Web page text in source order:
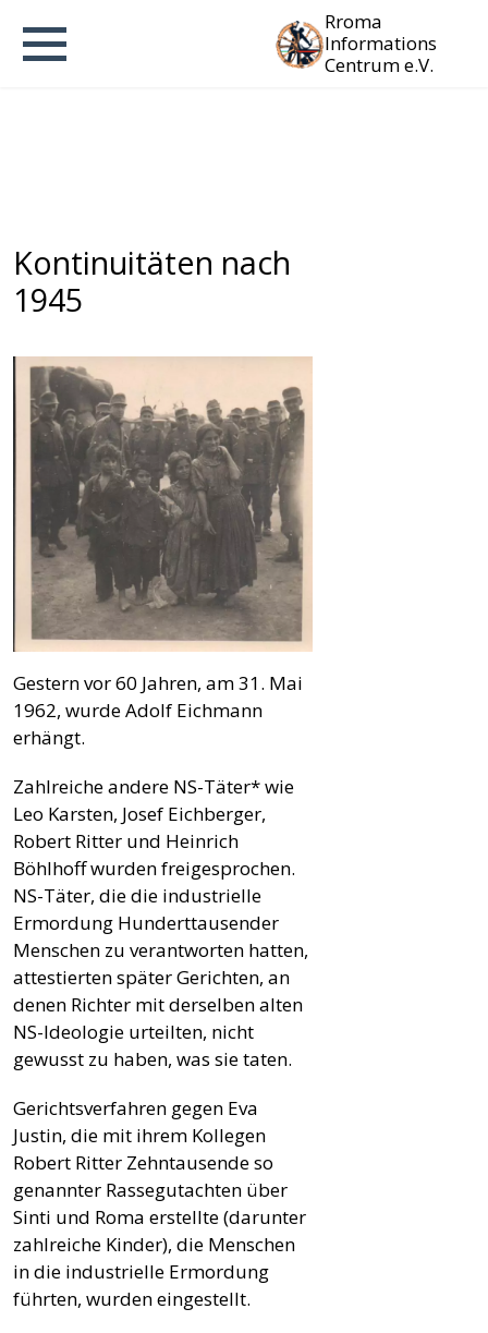
Rroma
Informations
Centrum e.V.
Kontinuitäten nach
1945
Gestern vor 60 Jahren, am 31. Mai
1962, wurde Adolf Eichmann
erhängt.
Zahlreiche andere NS-Täter* wie
Leo Karsten, Josef Eichberger,
Robert Ritter und Heinrich
Böhlhoff wurden freigesprochen.
NS-Täter, die die industrielle
Ermordung Hunderttausender
Menschen zu verantworten hatten,
attestierten später Gerichten, an
denen Richter mit derselben alten
NS-Ideologie urteilten, nicht
gewusst zu haben, was sie taten.
Gerichtsverfahren gegen Eva
Justin, die mit ihrem Kollegen
Robert Ritter Zehntausende so
genannter Rassegutachten über
Sinti und Roma erstellte (darunter
zahlreiche Kinder), die Menschen
in die industrielle Ermordung
führten, wurden eingestellt.